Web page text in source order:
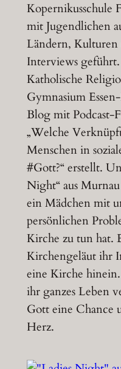
Kopernikusschule
mit Jugendlichen
Ländern,
Interviews
Katholische
Gymnasium
Blog mit Podcast-
„Welche
Menschen in
#Gott?“ erstellt.
Night“ aus
ein Mädchen mit
persönlichen
Kirche zu tun hat.
Kirchengeläut ihr
eine Kirche
ihr ganzes Leben
Gott eine Chance
Herz.